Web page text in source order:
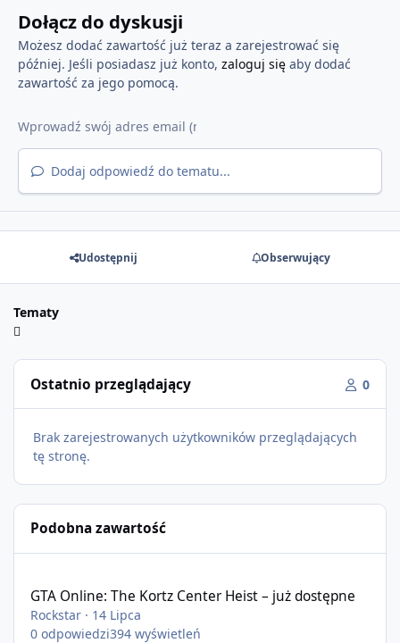
Dołącz do dyskusji
Możesz dodać zawartość już teraz a zarejestrować się
później. Jeśli posiadasz już konto, zaloguj sięaby dodać
zawartość za jego pomocą.
Dodaj odpowiedź do tematu...
Udostępnij Obserwujący
Tematy
Ostatnio przeglądający 0
Brak zarejestrowanych użytkowników przeglądających
tę stronę.
Podobna zawartość
GTA Online: The Kortz Center Heist – już dostępne
Rockstar · 14 Lipca
0 odpowiedzi394 wyświetleń